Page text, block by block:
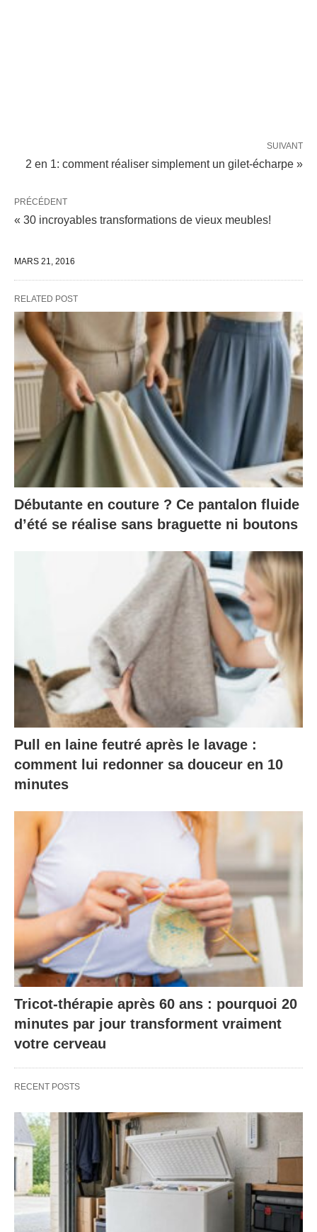
SUIVANT
2 en 1: comment réaliser simplement un gilet-écharpe »
PRÉCÉDENT
« 30 incroyables transformations de vieux meubles!
MARS 21, 2016
RELATED POST
Débutante en couture ? Ce pantalon fluide
d’été se réalise sans braguette ni boutons
Pull en laine feutré après le lavage :
comment lui redonner sa douceur en 10
minutes
Tricot-thérapie après 60 ans : pourquoi 20
minutes par jour transforment vraiment
votre cerveau
RECENT POSTS